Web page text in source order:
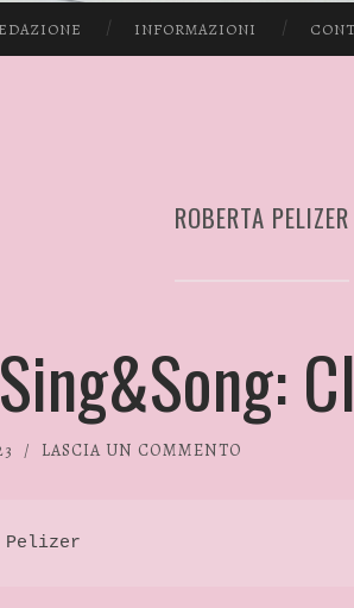
INFORMAZIONI
ROBERTA PELIZER
/ LASCIA UN COMMENTO
Pelizer